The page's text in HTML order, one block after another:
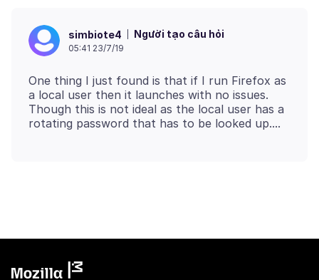
simbiote4 Người tạo câu hỏi
05:41 23/7/19
One thing I just found is that if I run Firefox as
a local user then it launches with no issues.
Though this is not ideal as the local user has a